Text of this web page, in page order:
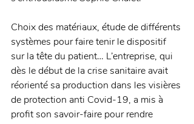
Choix des matériaux, étude de différents
systèmes pour faire tenir le dispositif
sur la tête du patient… L’entreprise, qui
dès le début de la crise sanitaire avait
réorienté sa production dans les visières
de protection anti Covid-19, a mis à
profit son savoir-faire pour rendre